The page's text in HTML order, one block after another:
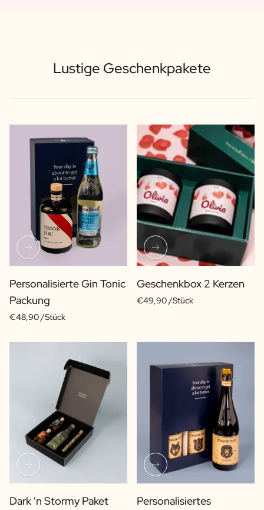
Lustige Geschenkpakete
Personalisierte Gin Tonic
Packung
€48,90 /Stück
Geschenkbox 2 Kerzen
€49,90 /Stück
Dark 'n Stormy Paket
Personalisiertes